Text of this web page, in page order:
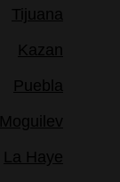
Tijuana
Kazan
Puebla
Moguilev
La Haye